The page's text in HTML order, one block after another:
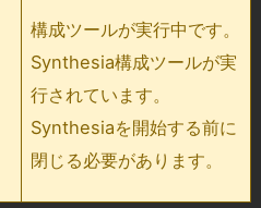
構成ツールが実行中です。
Synthesia構成ツールが実
行されています。
Synthesiaを開始する前に
閉じる必要があります。